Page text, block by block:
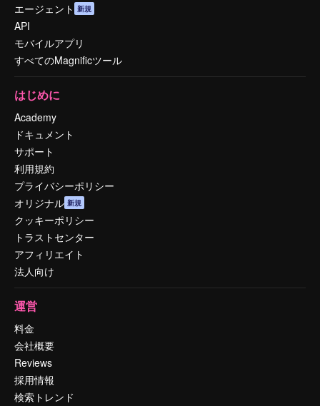
エージェント 新規
API
モバイルアプリ
すべてのMagnificツール
はじめに
Academy
ドキュメント
サポート
利用規約
プライバシーポリシー
オリジナル 新規
クッキーポリシー
トラストセンター
アフィリエイト
法人向け
運営
料金
会社概要
Reviews
採用情報
検索トレンド